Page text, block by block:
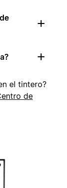
el tintero?
de